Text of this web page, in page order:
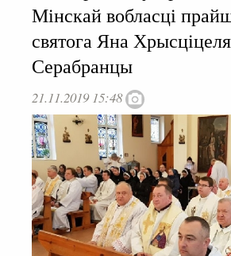
Мінскай вобласці
святога Яна
Серабранцы
21.11.2019 15:48